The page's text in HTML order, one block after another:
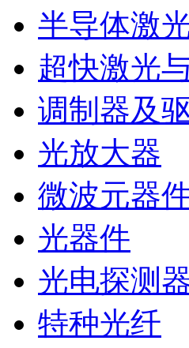
半导体激
超快激光
调制器及
光放大器
微波元器
光器件
光电探测
特种光纤